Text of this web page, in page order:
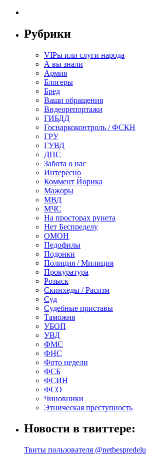
Рубрики
VIPы или слуги народа
А вы знали
Армия
Блогеры
Бред
Ваши обращения
Видеорепортажи
ГИБДД
Госнаркоконтроль / ФСКН
ГРУ
ГУВД
ДПС
Забота о нас
Интересно
Коммент Йорика
Мажоры
МВД
МЧС
На просторах рунета
Нет Беспределу
ОМОН
Педофилы
Подонки
Полиция / Милиция
Прокуратура
Розыск
Скинхеды / Расизм
Суд
Судебные приставы
Таможня
УБОП
УВД
ФМС
ФНС
Фото недели
ФСБ
ФСИН
ФСО
Чиновники
Этническая преступность
Новости в твиттере:
Твиты пользователя @netbespredelu